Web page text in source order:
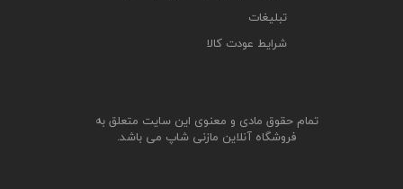
تمام حقوق مادی و معنوی این سایت متعلق به
فروشگاه آنلاین مازنی شاپ می باشد.
تبلیغات
شرایط عودت کالا